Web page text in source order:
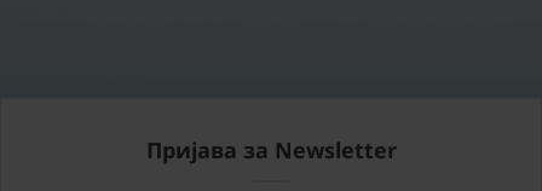
Пријава за Newsletter